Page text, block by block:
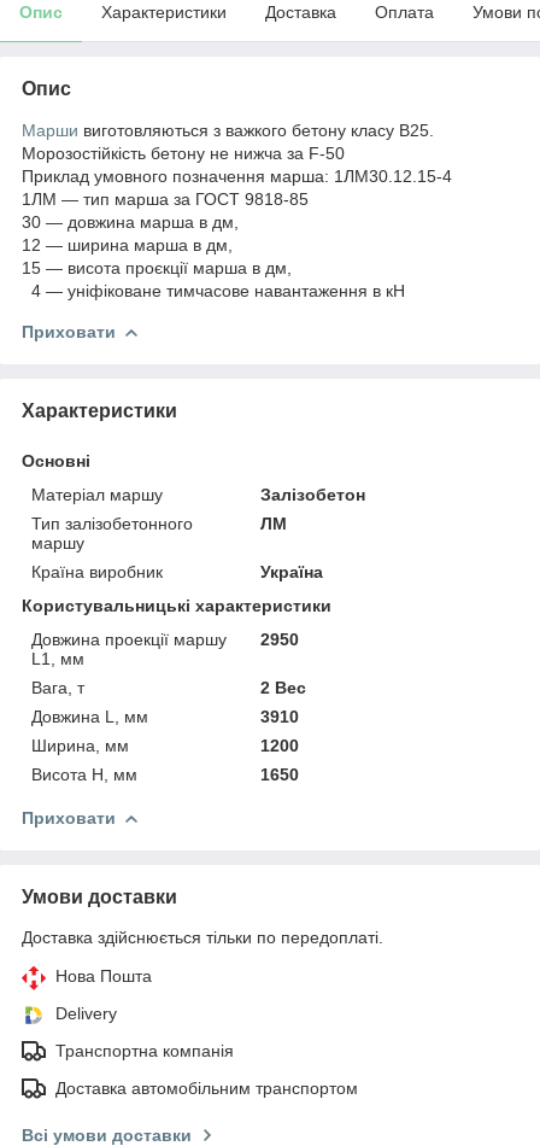
Опис Характеристики Доставка Оплата Умови
Опис
Марши виготовляються з важкого бетону класу В25.
Морозостійкість бетону не нижча за F-50
Приклад умовного позначення марша: 1ЛМ30.12.15-4
1ЛМ — тип марша за ГОСТ 9818-85
30 — довжина марша в дм,
12 — ширина марша в дм,
15 — висота проєкції марша в дм,
4 — уніфіковане тимчасове навантаження в кН
Приховати
Характеристики
Основні
Матеріал маршу
Залізобетон
Тип залізобетонного
маршу
ЛМ
Країна виробник
Україна
Користувальницькі характеристики
Довжина проекції маршу
L1, мм
2950
Вага, т
2 Вес
Довжина L, мм
3910
Ширина, мм
1200
Висота Н, мм
1650
Приховати
Умови доставки
Доставка здійснюється тільки по передоплаті.
Нова Пошта
Delivery
Транспортна компанія
Доставка автомобільним транспортом
Всі умови доставки